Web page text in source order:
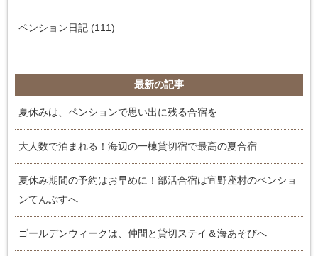
ペンション日記 (111)
最新の記事
夏休みは、ペンションで思い出に残る合宿を
大人数で泊まれる！海辺の一棟貸切宿で最高の夏合宿
夏休み期間の予約はお早めに！部活合宿は宜野座村のペンショ
ンてんぷすへ
ゴールデンウィークは、仲間と貸切ステイ＆海あそびへ